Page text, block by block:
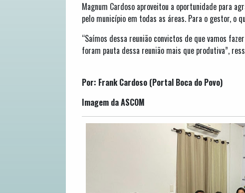
Magnum Cardoso aproveitou a oportunidade para
pelo município em todas as áreas. Para o gestor, o
“Saímos dessa reunião convictos de que vamos
foram pauta dessa reunião mais que produtiva”,
Por: Frank Cardoso (Portal Boca do Povo)
Imagem da ASCOM